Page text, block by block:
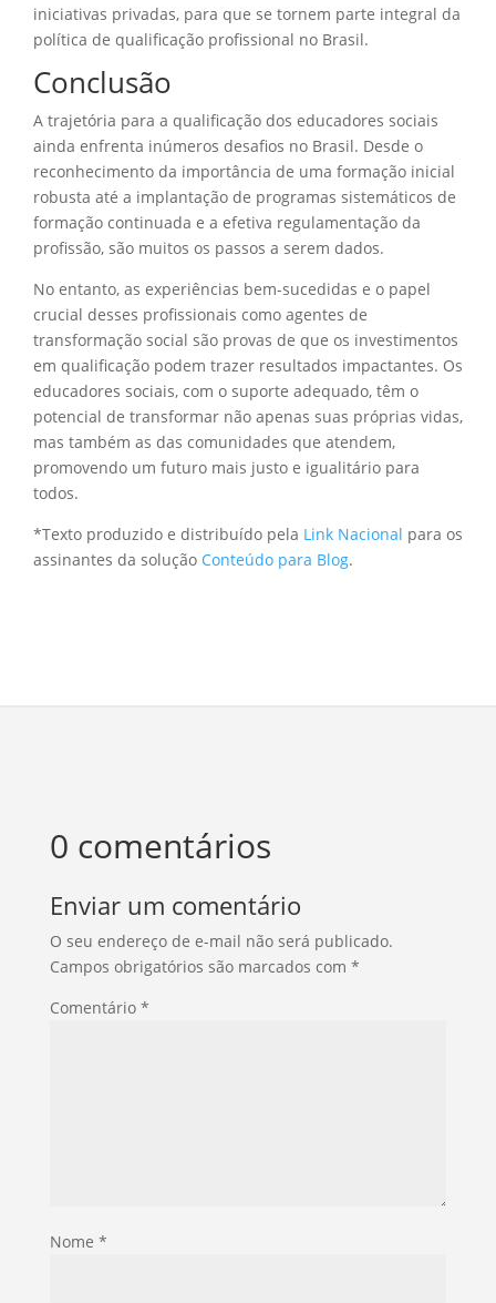
iniciativas privadas, para que se tornem parte integral da
política de qualificação profissional no Brasil.
Conclusão
A trajetória para a qualificação dos educadores sociais
ainda enfrenta inúmeros desafios no Brasil. Desde o
reconhecimento da importância de uma formação inicial
robusta até a implantação de programas sistemáticos de
formação continuada e a efetiva regulamentação da
profissão, são muitos os passos a serem dados.
No entanto, as experiências bem-sucedidas e o papel
crucial desses profissionais como agentes de
transformação social são provas de que os investimentos
em qualificação podem trazer resultados impactantes. Os
educadores sociais, com o suporte adequado, têm o
potencial de transformar não apenas suas próprias vidas,
mas também as das comunidades que atendem,
promovendo um futuro mais justo e igualitário para
todos.
*Texto produzido e distribuído pela Link Nacional para os
assinantes da solução Conteúdo para Blog.
0 comentários
Enviar um comentário
O seu endereço de e-mail não será publicado.
Campos obrigatórios são marcados com *
Comentário *
Nome *